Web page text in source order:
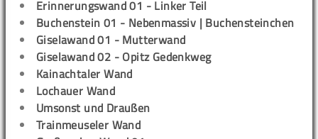
Erinnerungswand 01 - Linker Teil
Buchenstein 01 - Nebenmassiv | Buchensteinchen
Giselawand 01 - Mutterwand
Giselawand 02 - Opitz Gedenkweg
Kainachtaler Wand
Lochauer Wand
Umsonst und Draußen
Trainmeuseler Wand